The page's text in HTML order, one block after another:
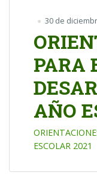
30 de
PARA
AÑO
ESCOLAR 2021